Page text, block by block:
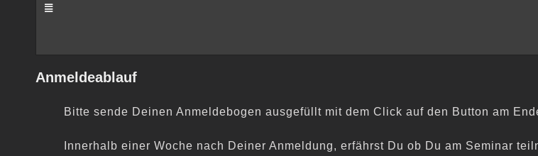
Anmeldeablauf
Bitte sende Deinen Anmeldebogen ausgefüllt mit dem Click auf den Button am
Innerhalb einer Woche nach Deiner Anmeldung, erfährst Du ob Du am Seminar